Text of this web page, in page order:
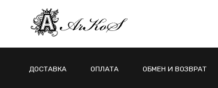
ДОСТАВКА ОПЛАТА ОБМЕН И ВОЗВРАТ